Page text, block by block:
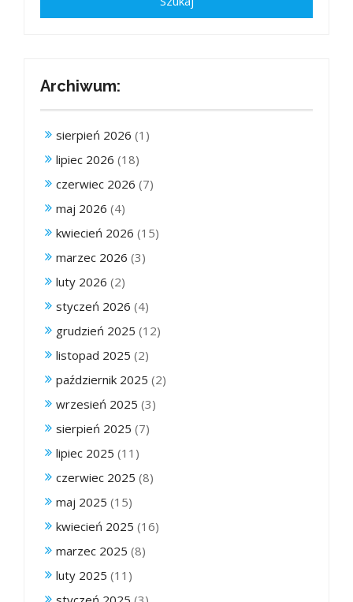
Archiwum:
sierpień 2026 (1)
lipiec 2026 (18)
czerwiec 2026 (7)
maj 2026 (4)
kwiecień 2026 (15)
marzec 2026 (3)
luty 2026 (2)
styczeń 2026 (4)
grudzień 2025 (12)
listopad 2025 (2)
październik 2025 (2)
wrzesień 2025 (3)
sierpień 2025 (7)
lipiec 2025 (11)
czerwiec 2025 (8)
maj 2025 (15)
kwiecień 2025 (16)
marzec 2025 (8)
luty 2025 (11)